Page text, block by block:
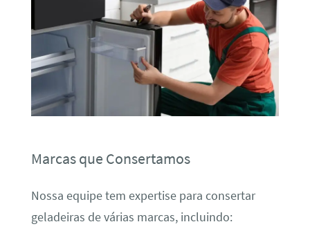
Marcas que Consertamos
Nossa equipe tem expertise para consertar
geladeiras de várias marcas, incluindo: